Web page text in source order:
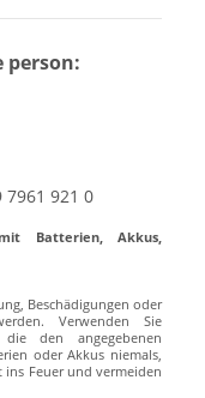
person:
921 0
Batterien, Akkus,
Beschädigungen oder
Verwenden Sie
den angegebenen
oder Akkus niemals,
ins Feuer und vermeiden